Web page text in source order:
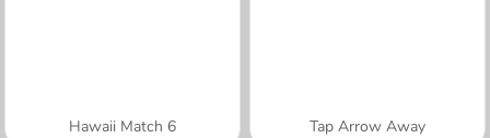
Hawaii Match 6 Tap Arrow Away